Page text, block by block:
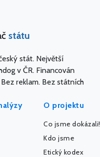
státu
stát. Největší
v ČR. Financován
reklam. Bez státních
O projektu
Co jsme dokázali!
Kdo jsme
Etický kodex